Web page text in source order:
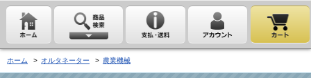
ホーム > オルタネーター > 農業機械